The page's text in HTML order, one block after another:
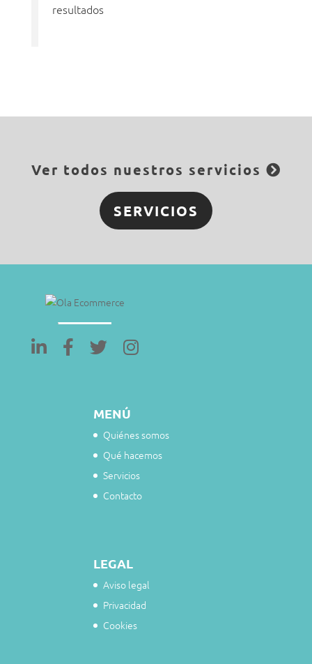
resultados
Ver todos nuestros servicios
SERVICIOS
MENÚ
Quiénes somos
Qué hacemos
Servicios
Contacto
LEGAL
Aviso legal
Privacidad
Cookies